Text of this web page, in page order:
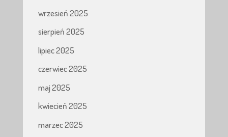
wrzesień 2025
sierpień 2025
lipiec 2025
czerwiec 2025
maj 2025
kwiecień 2025
marzec 2025